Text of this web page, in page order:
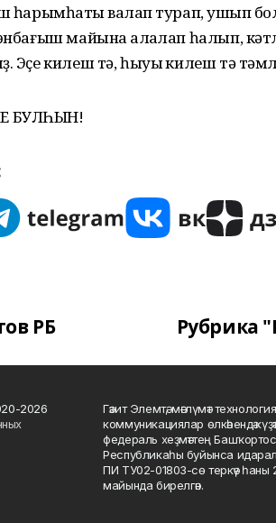
һарымһаҡты ваҡлап турап, ҡушып
майына ҡалаҡлап һалып,
Эҫе килеш тә, һыуыҡ килеш тә
БУЛҺЫН!
РБ Рубрика
2026
Гәзит Элемтә, мәғлүмәт
коммуникациялар өлкәһендә
федераль хеҙмәттең
Республикаһы буйынса
ПИ ТУ02-01803-сө теркәү һаны
майында бирелгән.